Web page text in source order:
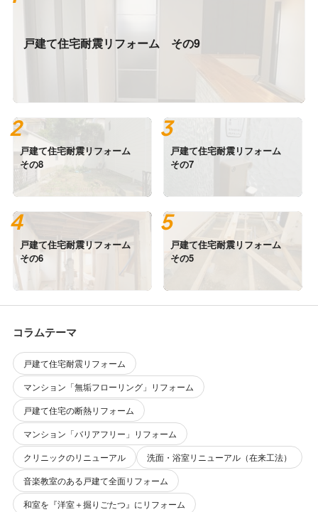
戸建て住宅耐震リフォーム その9
戸建て住宅耐震リフォーム
その8
戸建て住宅耐震リフォーム
その7
戸建て住宅耐震リフォーム
その6
戸建て住宅耐震リフォーム
その5
コラムテーマ
戸建て住宅耐震リフォーム
マンション「無垢フローリング」リフォーム
戸建て住宅の断熱リフォーム
マンション「バリアフリー」リフォーム
クリニックのリニューアル
洗面・浴室リニューアル（在来工法）
音楽教室のある戸建て全面リフォーム
和室を『洋室＋掘りごたつ』にリフォーム